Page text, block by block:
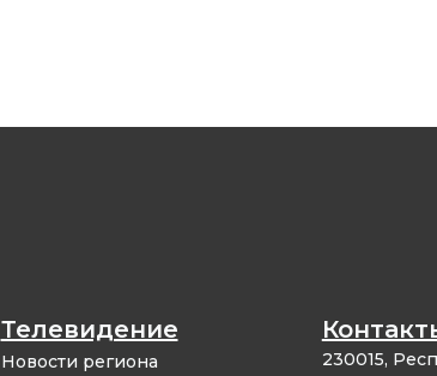
Телевидение
Новости региона
230015,